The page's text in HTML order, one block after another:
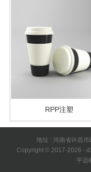
RPP注塑
地址 : 河南省许昌
Copyright © 2017-2026 -
平远